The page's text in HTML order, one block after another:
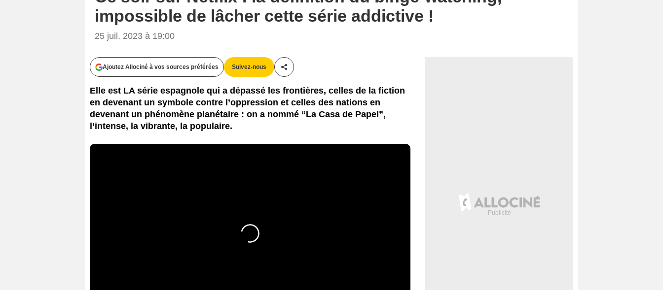
impossible de lâcher cette série addictive !
25 juil. 2023 à 19:00
Ajoutez Allociné à vos sources préférées Suivez-nous
Partager cet article
Elle est LA série espagnole qui a dépassé les frontières, celles de la fiction
en devenant un symbole contre l’oppression et celles des nations en
devenant un phénomène planétaire : on a nommé “La Casa de Papel”,
l’intense, la vibrante, la populaire.